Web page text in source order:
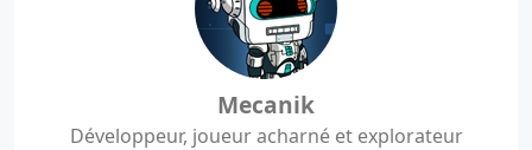
Mecanik
Développeur, joueur acharné et explorateur